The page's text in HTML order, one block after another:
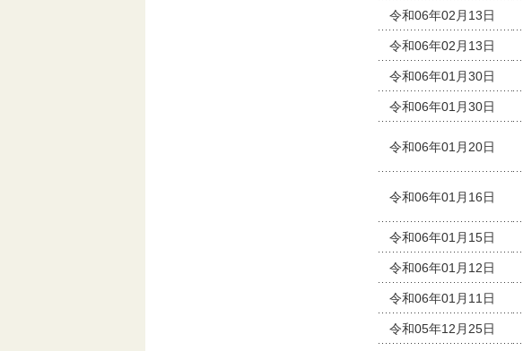
令和06年02月13日
令和06年02月13日
令和06年01月30日
令和06年01月30日
令和06年01月20日
令和06年01月16日
令和06年01月15日
令和06年01月12日
令和06年01月11日
令和05年12月25日